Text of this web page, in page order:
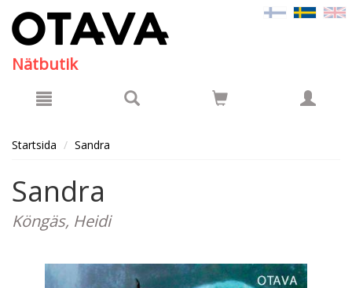
Nätbutik
Startsida Sandra
Sandra
Köngäs, Heidi